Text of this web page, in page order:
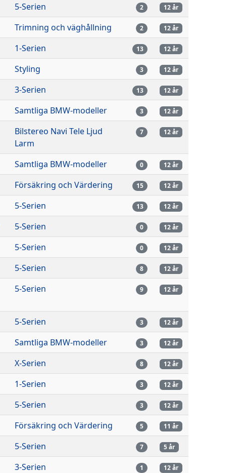
5-Serien 2 12 år
Trimning och väghållning 2 12 år
1-Serien 13 12 år
Styling 3 12 år
3-Serien 13 12 år
Samtliga BMW-modeller 3 12 år
Bilstereo Navi Tele Ljud
Larm
7 12 år
Samtliga BMW-modeller 0 12 år
Försäkring och Värdering 15 12 år
5-Serien 13 12 år
5-Serien 0 12 år
5-Serien 0 12 år
5-Serien 8 12 år
5-Serien 9 12 år
5-Serien 3 12 år
Samtliga BMW-modeller 3 12 år
X-Serien 8 12 år
1-Serien 3 12 år
5-Serien 3 12 år
Försäkring och Värdering 5 11 år
5-Serien 7 5 år
3-Serien 1 12 år